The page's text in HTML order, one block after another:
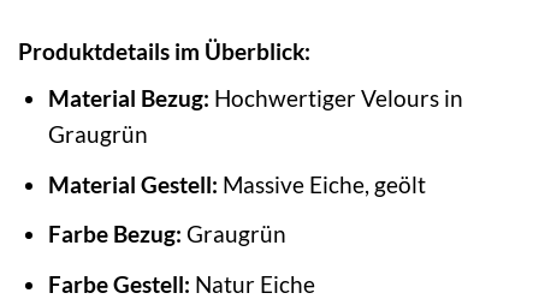
Produktdetails im Überblick:
Material Bezug: Hochwertiger Velours in
Graugrün
Material Gestell: Massive Eiche, geölt
Farbe Bezug: Graugrün
Farbe Gestell: Natur Eiche